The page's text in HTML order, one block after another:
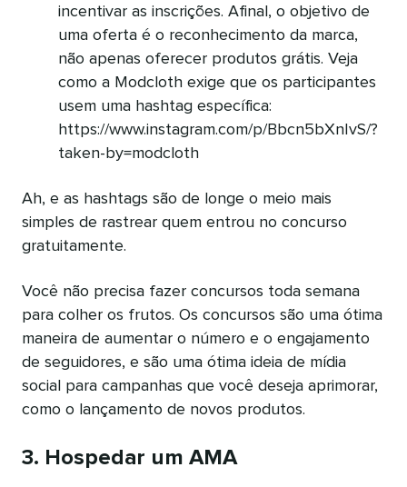
incentivar as inscrições. Afinal, o objetivo de
uma oferta é o reconhecimento da marca,
não apenas oferecer produtos grátis. Veja
como a Modcloth exige que os participantes
usem uma hashtag específica:
https://www.instagram.com/p/Bbcn5bXnIvS/?
taken-by=modcloth
Ah, e as hashtags são de longe o meio mais
simples de rastrear quem entrou no concurso
gratuitamente.
Você não precisa fazer concursos toda semana
para colher os frutos. Os concursos são uma ótima
maneira de aumentar o número e o engajamento
de seguidores, e são uma ótima ideia de mídia
social para campanhas que você deseja aprimorar,
como o lançamento de novos produtos.
3. Hospedar um AMA